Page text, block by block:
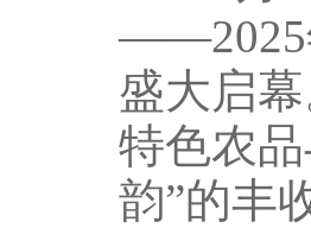
——2025
盛大启
特色农
韵”的丰